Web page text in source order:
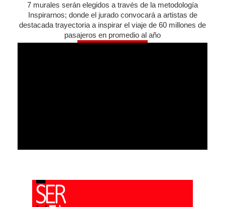
7 murales serán elegidos a través de la metodología
Inspirarnos; donde el jurado convocará a artistas de
destacada trayectoria a inspirar el viaje de 60 millones de
pasajeros en promedio al año